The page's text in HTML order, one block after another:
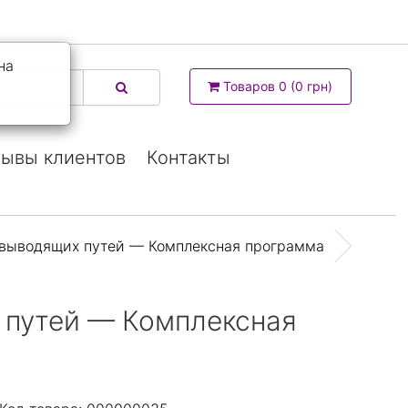
Товаров 0 (0 грн)
клиентов Контакты
путей — Комплексная программа
— Комплексная